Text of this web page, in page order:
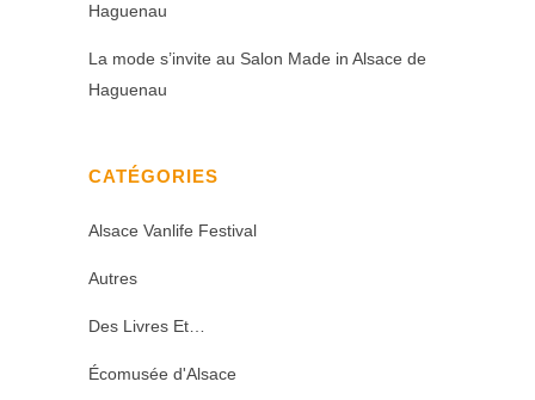
Haguenau
La mode s’invite au Salon Made in Alsace de
Haguenau
CATÉGORIES
Alsace Vanlife Festival
Autres
Des Livres Et…
Écomusée d'Alsace